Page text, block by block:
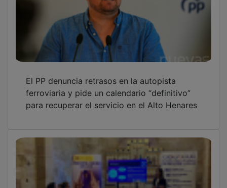
ferroviaria y pide un calendario “definitivo”
para recuperar el servicio en el Alto Henares